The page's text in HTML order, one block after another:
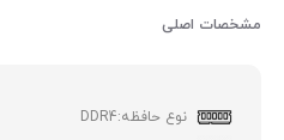
مشخصات اصلی
نوع حافظه:DDR4